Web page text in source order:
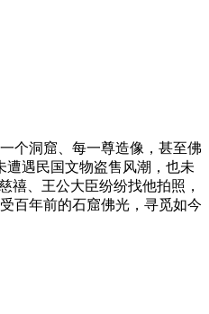
个洞窟、每一尊造像，甚至佛
遭遇民国文物盗售风潮，也未
禧、王公大臣纷纷找他拍照，
百年前的石窟佛光，寻觅如今